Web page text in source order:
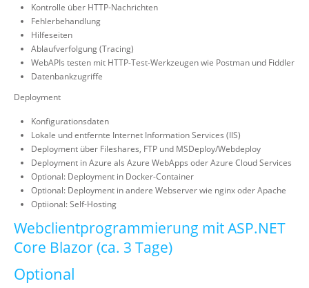
Kontrolle über HTTP-Nachrichten
Fehlerbehandlung
Hilfeseiten
Ablaufverfolgung (Tracing)
WebAPIs testen mit HTTP-Test-Werkzeugen wie Postman und Fiddler
Datenbankzugriffe
Deployment
Konfigurationsdaten
Lokale und entfernte Internet Information Services (IIS)
Deployment über Fileshares, FTP und MSDeploy/Webdeploy
Deployment in Azure als Azure WebApps oder Azure Cloud Services
Optional: Deployment in Docker-Container
Optional: Deployment in andere Webserver wie nginx oder Apache
Optiional: Self-Hosting
Webclientprogrammierung mit ASP.NET
Core Blazor (ca. 3 Tage)
Optional